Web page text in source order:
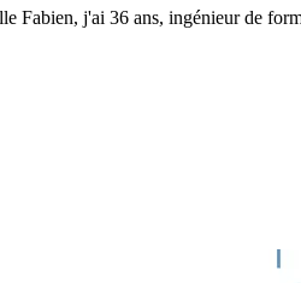
Fabien, j'ai 36 ans, ingénieur de